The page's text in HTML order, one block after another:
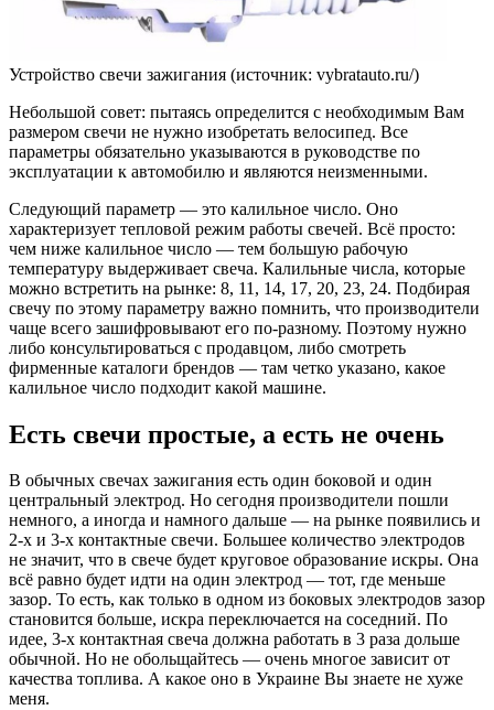
Устройство свечи зажигания (источник: vybratauto.ru/)
Небольшой совет: пытаясь определится с необходимым Вам
размером свечи не нужно изобретать велосипед. Все
параметры обязательно указываются в руководстве по
эксплуатации к автомобилю и являются неизменными.
Следующий параметр — это калильное число. Оно
характеризует тепловой режим работы свечей. Всё просто:
чем ниже калильное число — тем большую рабочую
температуру выдерживает свеча. Калильные числа, которые
можно встретить на рынке: 8, 11, 14, 17, 20, 23, 24. Подбирая
свечу по этому параметру важно помнить, что производители
чаще всего зашифровывают его по-разному. Поэтому нужно
либо консультироваться с продавцом, либо смотреть
фирменные каталоги брендов — там четко указано, какое
калильное число подходит какой машине.
Есть свечи простые, а есть не очень
В обычных свечах зажигания есть один боковой и один
центральный электрод. Но сегодня производители пошли
немного, а иногда и намного дальше — на рынке появились и
2-х и 3-х контактные свечи. Большее количество электродов
не значит, что в свече будет круговое образование искры. Она
всё равно будет идти на один электрод — тот, где меньше
зазор. То есть, как только в одном из боковых электродов зазор
становится больше, искра переключается на соседний. По
идее, 3-х контактная свеча должна работать в 3 раза дольше
обычной. Но не обольщайтесь — очень многое зависит от
качества топлива. А какое оно в Украине Вы знаете не хуже
меня.